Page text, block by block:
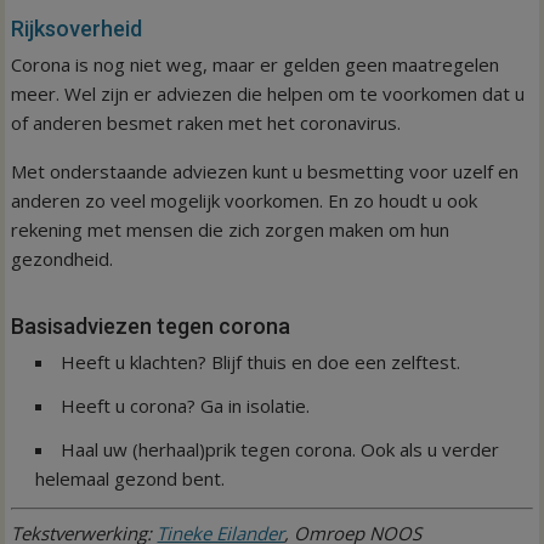
Rijksoverheid
Corona is nog niet weg, maar er gelden geen maatregelen
meer. Wel zijn er adviezen die helpen om te voorkomen dat u
of anderen besmet raken met het coronavirus.
Met onderstaande adviezen kunt u besmetting voor uzelf en
anderen zo veel mogelijk voorkomen. En zo houdt u ook
rekening met mensen die zich zorgen maken om hun
gezondheid.
Basisadviezen tegen corona
Heeft u klachten? Blijf thuis en doe een zelftest.
Heeft u corona? Ga in isolatie.
Haal uw (herhaal)prik tegen corona. Ook als u verder
helemaal gezond bent.
Tekstverwerking: Tineke Eilander, Omroep NOOS